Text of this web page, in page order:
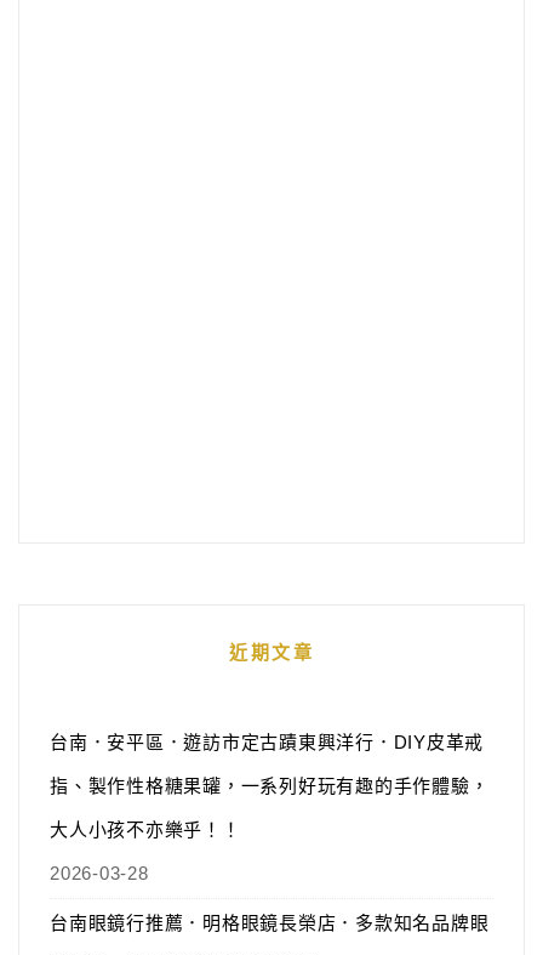
近期文章
台南．安平區．遊訪市定古蹟東興洋行．DIY皮革戒
指、製作性格糖果罐，一系列好玩有趣的手作體驗，
大人小孩不亦樂乎！！
2026-03-28
台南眼鏡行推薦．明格眼鏡長榮店．多款知名品牌眼